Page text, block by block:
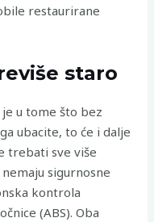
restaurirane
staro
u tome što bez
ubacite, to će i dalje
trebati sve više
sigurnosne
kontrola
(ABS). Oba